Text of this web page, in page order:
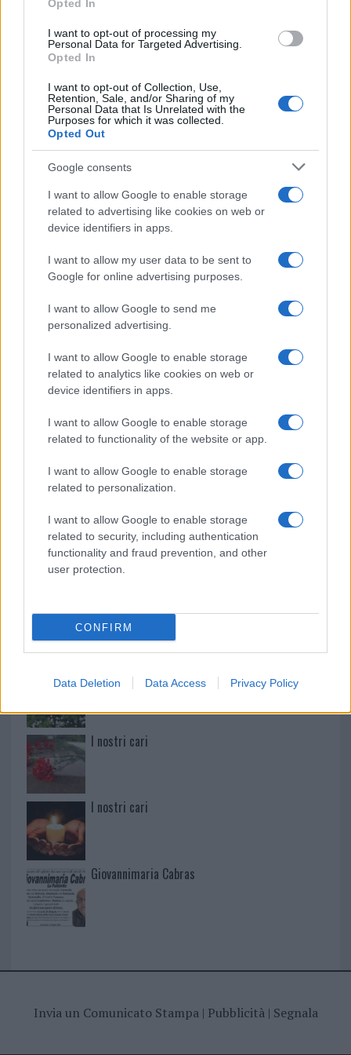
Opted In
I want to opt-out of processing my
Personal Data for Targeted Advertising.
Opted In
I want to opt-out of Collection, Use,
Retention, Sale, and/or Sharing of my
Personal Data that Is Unrelated with the
Purposes for which it was collected.
Opted Out
Google consents
I want to allow Google to enable storage
related to advertising like cookies on web or
device identifiers in apps.
I want to allow my user data to be sent to
Google for online advertising purposes.
I want to allow Google to send me
personalized advertising.
I want to allow Google to enable storage
related to analytics like cookies on web or
device identifiers in apps.
I want to allow Google to enable storage
related to functionality of the website or app.
I want to allow Google to enable storage
related to personalization.
I want to allow Google to enable storage
related to security, including authentication
functionality and fraud prevention, and other
user protection.
CONFIRM
Data Deletion Data Access Privacy Policy
Gallura, finti clienti svuotano le suite: furto da
50mila nel resort
protagonisti
Test tunnel Olbia: rampe chiuse ancora fino a
fine agosto
Aggius conquista la classifica delle mete più
amate dell’estate 2026
NECROLOGIE
Mario Malu
Paolo Pinna
I nostri cari
I nostri cari
I nostri cari
Giovannimaria Cabras
Invia un Comunicato Stampa| Pubblicità| Segnala